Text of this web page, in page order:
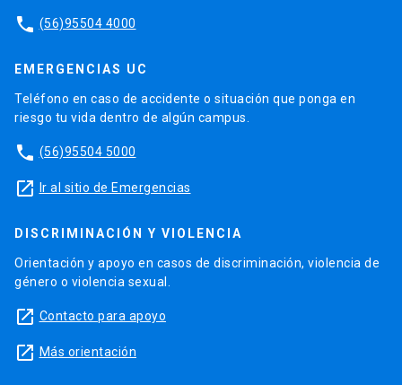
phone (56)95504 4000
EMERGENCIAS UC
Teléfono en caso de accidente o situación que ponga en
riesgo tu vida dentro de algún campus.
phone (56)95504 5000
launch Ir al sitio de Emergencias
DISCRIMINACIÓN Y VIOLENCIA
Orientación y apoyo en casos de discriminación, violencia de
género o violencia sexual.
launch Contacto para apoyo
launch Más orientación